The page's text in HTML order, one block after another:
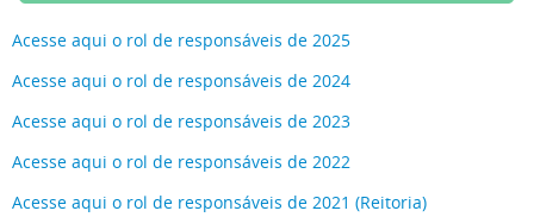
Acesse aqui o rol de responsáveis de 2025
Acesse aqui o rol de responsáveis de 2024
Acesse aqui o rol de responsáveis de 2023
Acesse aqui o rol de responsáveis de 2022
Acesse aqui o rol de responsáveis de 2021 (Reitoria)